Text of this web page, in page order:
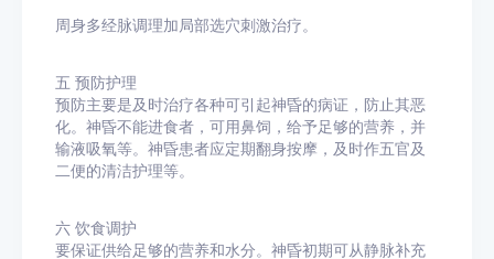
周身多经脉调理加局部选穴刺激治疗。
五 预防护理
预防主要是及时治疗各种可引起神昏的病证，防止其恶
化。神昏不能进食者，可用鼻饲，给予足够的营养，并
输液吸氧等。神昏患者应定期翻身按摩，及时作五官及
二便的清洁护理等。
六 饮食调护
要保证供给足够的营养和水分。神昏初期可从静脉补充